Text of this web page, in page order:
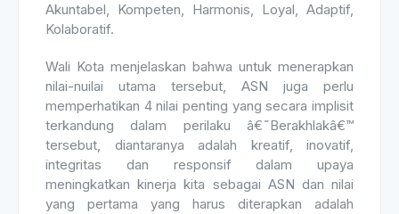
Akuntabel, Kompeten, Harmonis, Loyal, Adaptif,
Kolaboratif.
Wali Kota menjelaskan bahwa untuk menerapkan
nilai-nuilai utama tersebut, ASN juga perlu
memperhatikan 4 nilai penting yang secara implisit
terkandung dalam perilaku â€˜Berakhlakâ€™
tersebut, diantaranya adalah kreatif, inovatif,
integritas dan responsif dalam upaya
meningkatkan kinerja kita sebagai ASN dan nilai
yang pertama yang harus diterapkan adalah